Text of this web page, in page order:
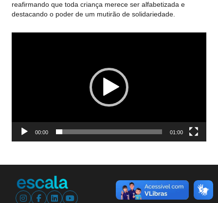
reafirmando que toda criança merece ser alfabetizada e
destacando o poder de um mutirão de solidariedade.
00:00 01:00